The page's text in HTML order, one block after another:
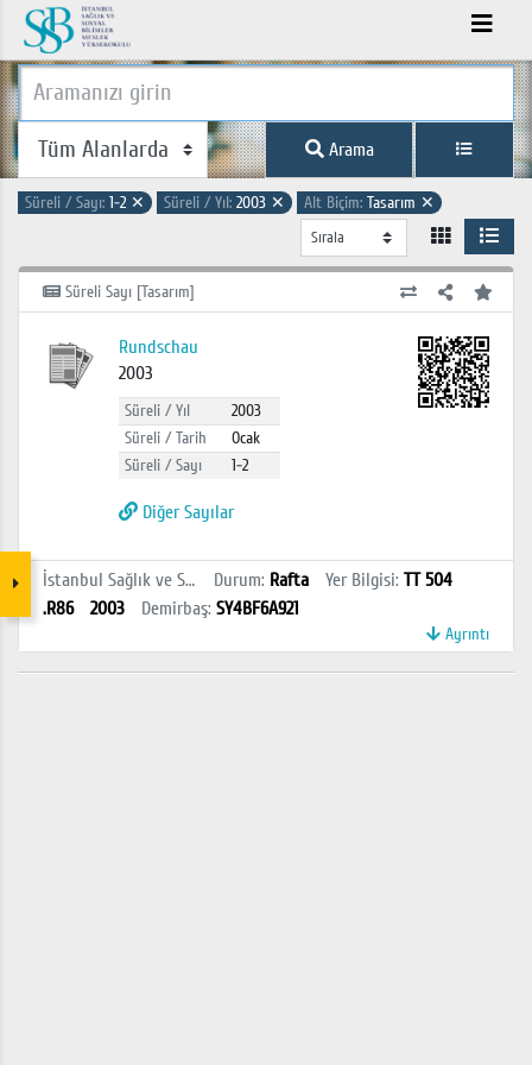
Arama
Süreli / Sayı: 1-2 ✕ Süreli / Yıl: 2003 ✕ Alt Biçim: Tasarım ✕
Süreli Sayı [Tasarım]
Rundschau
2003
Süreli / Yıl
2003
Süreli / Tarih
Ocak
Süreli / Sayı
1-2
Diğer Sayılar
İstanbul Sağlık ve Sosyal Bilimler MYO Kütüphanesi Durum: Rafta Yer Bilgisi: TT 504
.R86
2003 Demirbaş: SY4BF6A921
Ayrıntı